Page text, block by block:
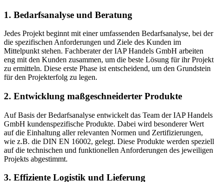
1. Bedarfsanalyse und Beratung
Jedes Projekt beginnt mit einer umfassenden Bedarfsanalyse, bei der
die spezifischen Anforderungen und Ziele des Kunden im
Mittelpunkt stehen. Fachberater der IAP Handels GmbH arbeiten
eng mit den Kunden zusammen, um die beste Lösung für ihr Projekt
zu ermitteln. Diese erste Phase ist entscheidend, um den Grundstein
für den Projekterfolg zu legen.
2. Entwicklung maßgeschneiderter Produkte
Auf Basis der Bedarfsanalyse entwickelt das Team der IAP Handels
GmbH kundenspezifische Produkte. Dabei wird besonderer Wert
auf die Einhaltung aller relevanten Normen und Zertifizierungen,
wie z.B. die DIN EN 16002, gelegt. Diese Produkte werden speziell
auf die technischen und funktionellen Anforderungen des jeweiligen
Projekts abgestimmt.
3. Effiziente Logistik und Lieferung